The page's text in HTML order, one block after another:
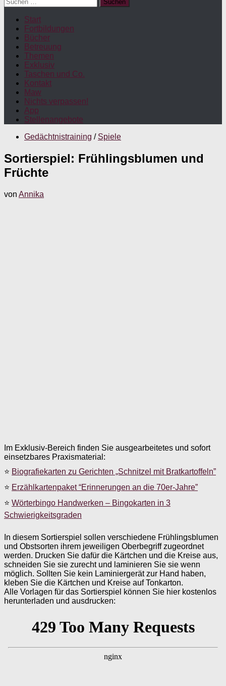
nach:
Start
Fortbildungen
Bücher
Betreuung
Themen
Exklusiv
Taschen und Co.
Kontakt
Maw
Nichts verpassen!
App
Stellenangebote
Gedächtnistraining / Spiele
Sortierspiel: Frühlingsblumen und
Früchte
von Annika
Im Exklusiv-Bereich finden Sie ausgearbeitetes und sofort
einsetzbares Praxismaterial:
⭐ Biografiekarten zu Gerichten „Schnitzel mit Bratkartoffeln”
⭐ Erzählkartenpaket “Erinnerungen an die 70er-Jahre”
⭐ Wörterbingo Handwerken – Bingokarten in 3
Schwierigkeitsgraden
In diesem Sortierspiel sollen verschiedene Frühlingsblumen
und Obstsorten ihrem jeweiligen Oberbegriff zugeordnet
werden. Drucken Sie dafür die Kärtchen und die Kreise aus,
schneiden Sie sie zurecht und laminieren Sie sie wenn
möglich. Sollten Sie kein Laminiergerät zur Hand haben,
kleben Sie die Kärtchen und Kreise auf Tonkarton.
Alle Vorlagen für das Sortierspiel können Sie hier kostenlos
herunterladen und ausdrucken: